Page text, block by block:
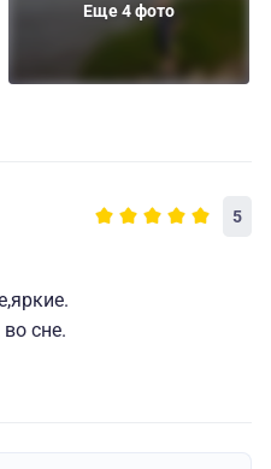
Еще 4 фото
5
сне.